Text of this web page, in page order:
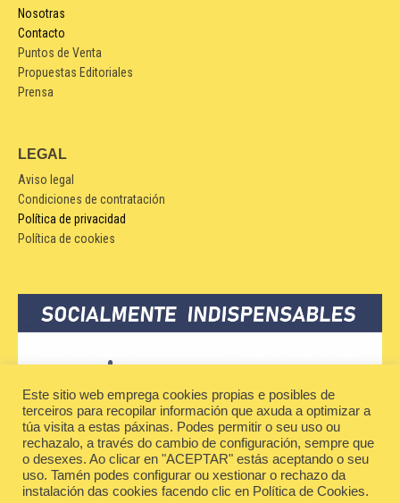
Nosotras
Contacto
Puntos de Venta
Propuestas Editoriales
Prensa
LEGAL
Aviso legal
Condiciones de contratación
Política de privacidad
Política de cookies
Este sitio web emprega cookies propias e posibles de
terceiros para recopilar información que axuda a optimizar a
túa visita a estas páxinas. Podes permitir o seu uso ou
rechazalo, a través do cambio de configuración, sempre que
o desexes. Ao clicar en "ACEPTAR" estás aceptando o seu
uso. Tamén podes configurar ou xestionar o rechazo da
instalación das cookies facendo clic en Política de Cookies.